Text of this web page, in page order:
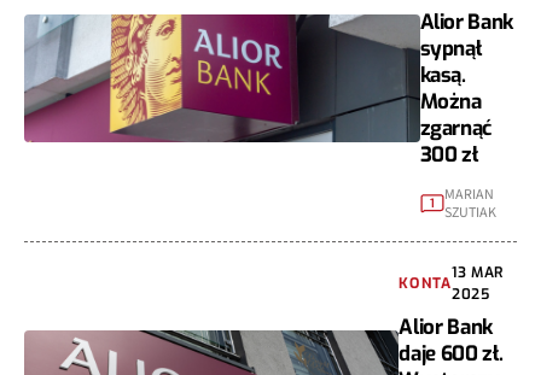
Alior Bank
sypnął
kasą.
Można
zgarnąć
300 zł
1
MARIAN
SZUTIAK
KONTA
13 MAR
2025
Alior Bank
daje 600 zł.